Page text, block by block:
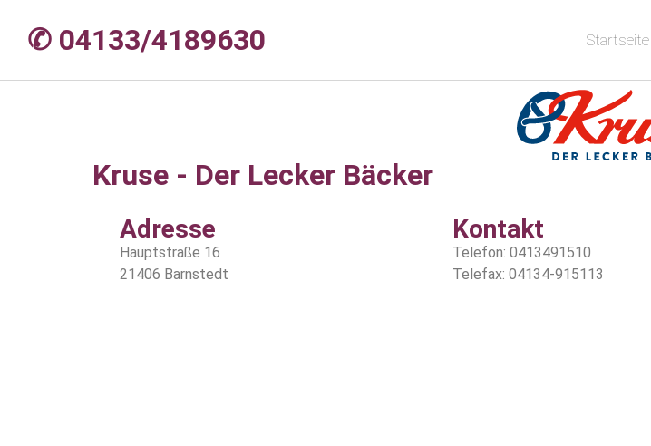
✆ 04133/4189630 Startseite
Kruse - Der Lecker Bäcker
Adresse
Hauptstraße 16
21406 Barnstedt
Kontakt
Telefon: 0413491510
Telefax: 04134-915113